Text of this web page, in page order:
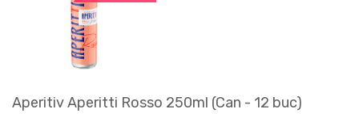
Aperitiv Aperitti Rosso 250ml (Can - 12 buc)